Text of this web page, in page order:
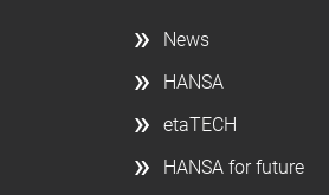
News
HANSA
etaTECH
HANSA for future